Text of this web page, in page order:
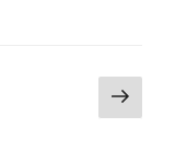
次
の